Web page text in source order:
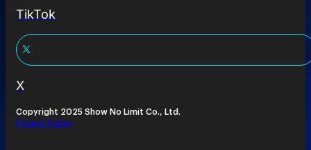
TikTok
X
Copyright 2025 Show No Limit Co., Ltd.
Privacy Policy